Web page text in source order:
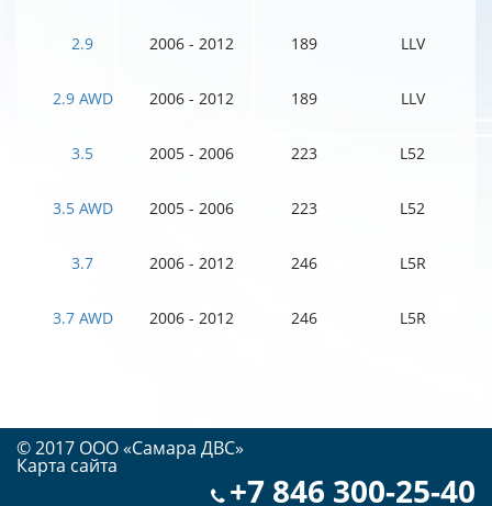
2.9 2006 - 2012 189 LLV
2.9 AWD 2006 - 2012 189 LLV
3.5 2005 - 2006 223 L52
3.5 AWD 2005 - 2006 223 L52
3.7 2006 - 2012 246 L5R
3.7 AWD 2006 - 2012 246 L5R
© 2017 OOO «Самара ДВС»
Карта сайта
+7 846 300-25-40